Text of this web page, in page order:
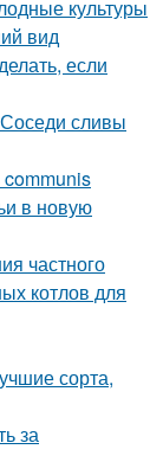
культуры
вид
если
сливы
в новую
частного
котлов для
сорта,
за